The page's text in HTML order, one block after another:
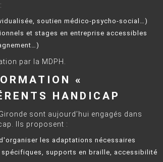
soutien médico-psycho-social…)
et stages en entreprise accessibles
par la MDPH.
«
HANDICAP
sont aujourd’hui engagés dans
Ils proposent :
les adaptations nécessaires
supports en braille, accessibilité